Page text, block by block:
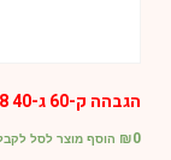
הגבהה ק-60 ג-40 8 טון
₪0
הוסף מוצר לסל